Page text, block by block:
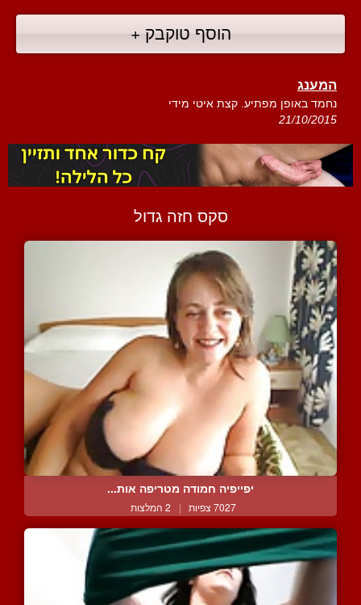
הוסף טוקבק +
המענג
נחמד באופן מפתיע. קצת איטי מידי
21/10/2015
סקס חזה גדול
יפייפיה חמודה מטריפה אות...
7027 צפיות | 2 המלצות